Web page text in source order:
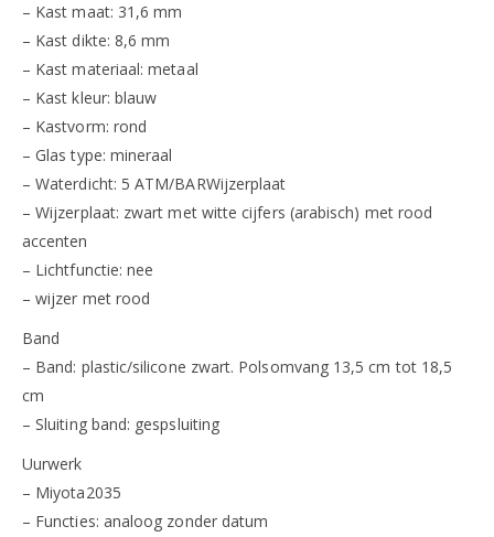
– Kast maat: 31,6 mm
– Kast dikte: 8,6 mm
– Kast materiaal: metaal
– Kast kleur: blauw
– Kastvorm: rond
– Glas type: mineraal
– Waterdicht: 5 ATM/BARWijzerplaat
– Wijzerplaat: zwart met witte cijfers (arabisch) met rood
accenten
– Lichtfunctie: nee
– wijzer met rood
Band
– Band: plastic/silicone zwart. Polsomvang 13,5 cm tot 18,5
cm
– Sluiting band: gespsluiting
Uurwerk
– Miyota2035
– Functies: analoog zonder datum